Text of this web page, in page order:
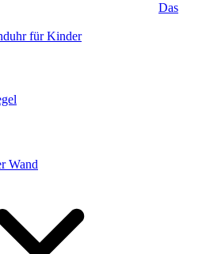
Das
für Kinder
Wand